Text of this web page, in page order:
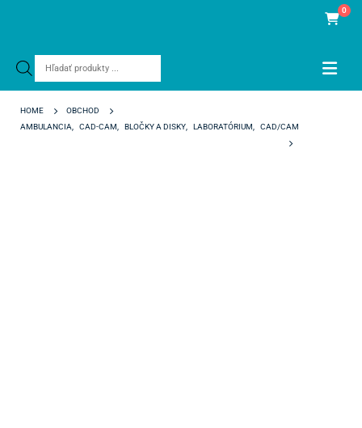
Products
0
HOME
OBCHOD
AMBULANCIA
CAD-CAM BLOČKY A DISKY LABORATÓRIUM CAD/CAM